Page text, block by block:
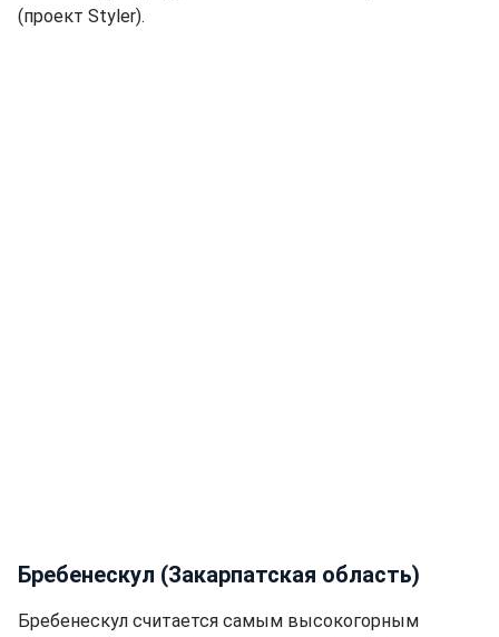
(проект Styler).
Бребенескул (Закарпатская область)
Бребенескул считается самым высокогорным